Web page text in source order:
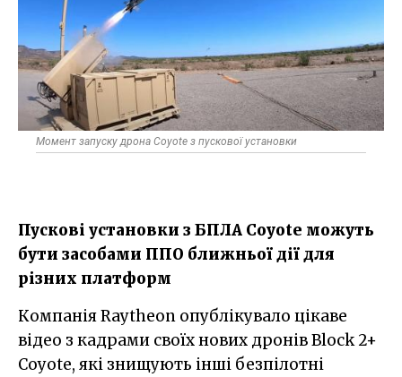
Момент запуску дрона Coyote з пускової установки
Пускові установки з БПЛА Coyote можуть
бути засобами ППО ближньої дії для
різних платформ
Компанія Raytheon опублікувало цікаве
відео з кадрами своїх нових дронів Block 2+
Coyote, які знищують інші безпілотні